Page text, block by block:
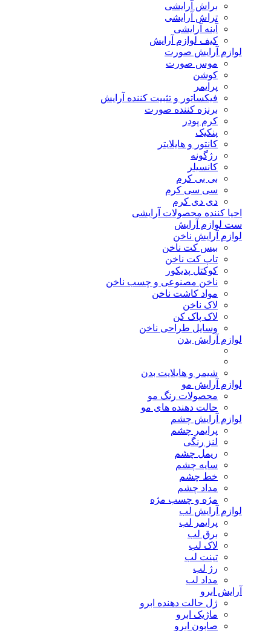
براش آرایشی
تراش آرایشی
آینه آرایشی
کیف لوازم آرایش
لوازم آرایش صورت
موس صورت
کوشن
پرایمر
فیکساتور و تثبیت کننده آرایش
برنزه کننده صورت
کرم پودر
پنکیک
کانتور و هایلایتر
رژگونه
کانسیلر
بی بی کرم
سی سی کرم
دی دی کرم
احیا کننده محصولات آرایشی
ست لوازم آرایش
لوازم آرایش ناخن
بیس کت ناخن
تاپ کت ناخن
کوکتل پدیکور
ناخن مصنوعی و چسب ناخن
مواد کاشت ناخن
لاک ناخن
لاک پاک کن
وسایل طراحی ناخن
لوازم آرایش بدن
شیمر و هایلایت بدن
لوازم آرایش مو
محصولات رنگ مو
حالت دهنده های مو
لوازم آرایش چشم
پرایمر چشم
لنز رنگی
ریمل چشم
سایه چشم
خط چشم
مداد چشم
مژه و چسب مژه
لوازم آرایش لب
پرایمر لب
برق لب
لاک لب
تینت لب
رژ لب
مداد لب
آرایش ابرو
ژل حالت دهنده ابرو
ماژیک ابرو
صابون ابرو